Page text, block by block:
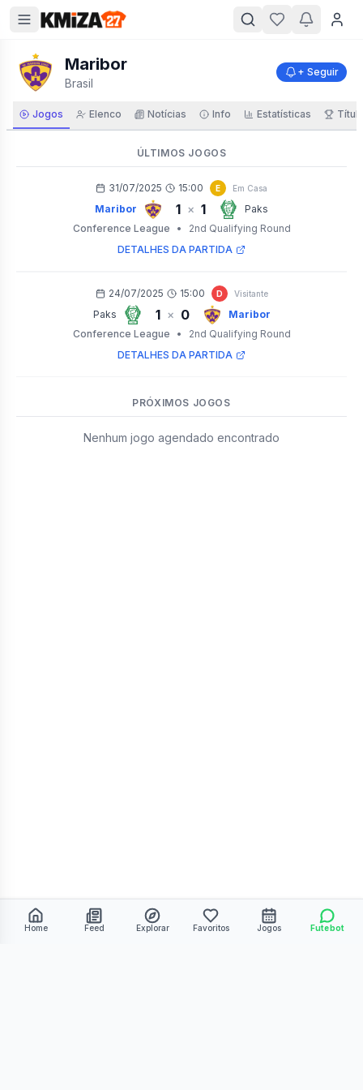
Maribor
Brasil
+ Seguir
Jogos Elenco Notícias Info Estatísticas
ÚLTIMOS JOGOS
31/07/2025 15:00 E Em Casa
Maribor 1 × 1
Paks
Conference League
•
2nd Qualifying Round
DETALHES DA PARTIDA
24/07/2025 15:00 D Visitante
Paks 1 × 0
Maribor
Conference League
•
2nd Qualifying Round
DETALHES DA PARTIDA
PRÓXIMOS JOGOS
Nenhum jogo agendado encontrado
Home Feed Explorar Favoritos Jogos Futebot